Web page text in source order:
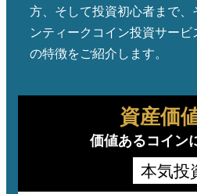
方、そして投資初心者まで
ンティークコイン投資サー
の特徴をご紹介します。
資産価
価値あるコイン
本気投